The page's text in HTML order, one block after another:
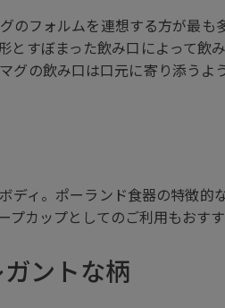
のフォルムを連想する方が最
とすぼまった飲み口によって
グの飲み口は口元に寄り添う
ディ。ポーランド食器の特徴
カップとしてのご利用もおすす
ントな柄